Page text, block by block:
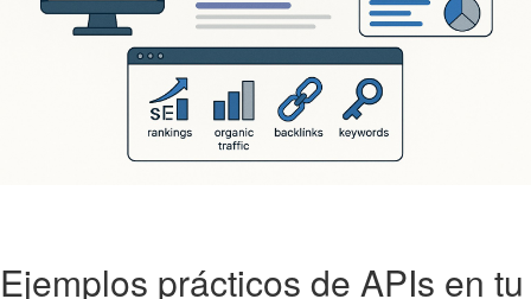
Ejemplos prácticos de APIs en tu